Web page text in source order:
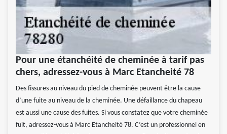
Pour une étanchéité de cheminée à tarif pas
chers, adressez-vous à Marc Etancheité 78
Des fissures au niveau du pied de cheminée peuvent être la cause
d’une fuite au niveau de la cheminée. Une défaillance du chapeau
est aussi une cause des fuites. Si vous constatez que votre cheminée
fuit, adressez-vous à Marc Etancheité 78. C’est un professionnel en